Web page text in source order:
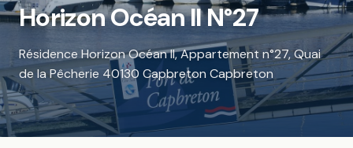
Horizon Océan II N°27
Résidence Horizon Océan II, Appartement n°27, Quai
de la Pêcherie 40130 Capbreton Capbreton